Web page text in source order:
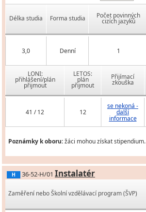
Délka studia Forma studia Počet povinných
cizích jazyků
3,0 Denní 1
LONI:
přihlášení/plán
přijmout
LETOS:
plán
přijmout
Přijímací
zkouška
41 / 12 12
se nekoná -
další
informace
Poznámky k oboru:žáci mohou získat stipendium.
H 36-52-H/01 Instalatér
Zaměření nebo Školní vzdělávací program (ŠVP)